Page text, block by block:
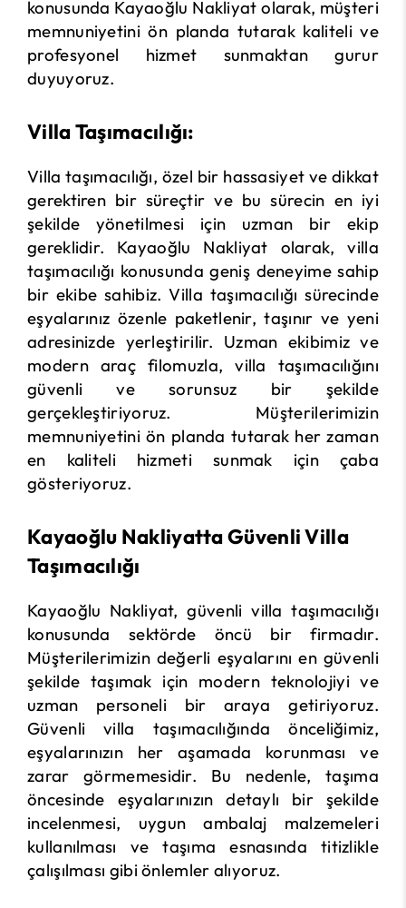
konusunda Kayaoğlu Nakliyat olarak, müşteri
memnuniyetini ön planda tutarak kaliteli ve
profesyonel hizmet sunmaktan gurur
duyuyoruz.
Villa Taşımacılığı:
Villa taşımacılığı, özel bir hassasiyet ve dikkat
gerektiren bir süreçtir ve bu sürecin en iyi
şekilde yönetilmesi için uzman bir ekip
gereklidir. Kayaoğlu Nakliyat olarak, villa
taşımacılığı konusunda geniş deneyime sahip
bir ekibe sahibiz. Villa taşımacılığı sürecinde
eşyalarınız özenle paketlenir, taşınır ve yeni
adresinizde yerleştirilir. Uzman ekibimiz ve
modern araç filomuzla, villa taşımacılığını
güvenli ve sorunsuz bir şekilde
gerçekleştiriyoruz. Müşterilerimizin
memnuniyetini ön planda tutarak her zaman
en kaliteli hizmeti sunmak için çaba
gösteriyoruz.
Kayaoğlu Nakliyatta Güvenli Villa
Taşımacılığı
Kayaoğlu Nakliyat, güvenli villa taşımacılığı
konusunda sektörde öncü bir firmadır.
Müşterilerimizin değerli eşyalarını en güvenli
şekilde taşımak için modern teknolojiyi ve
uzman personeli bir araya getiriyoruz.
Güvenli villa taşımacılığında önceliğimiz,
eşyalarınızın her aşamada korunması ve
zarar görmemesidir. Bu nedenle, taşıma
öncesinde eşyalarınızın detaylı bir şekilde
incelenmesi, uygun ambalaj malzemeleri
kullanılması ve taşıma esnasında titizlikle
çalışılması gibi önlemler alıyoruz.